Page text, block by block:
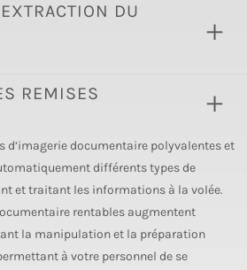
DU
REMISES
d’imagerie documentaire polyvalentes et
différents types de
et traitant les informations à la volée.
rentables augmentent
la manipulation et la préparation
à votre personnel de se